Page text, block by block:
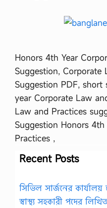
Honors 4th Year
Suggestion, Corporate
Suggestion PDF,
year Corporate Law
Law and Practices
Suggestion Honors
Practices ,
Recent Posts
সিভিল সার্জনের
স্বাস্থ্য সহকারী পদের